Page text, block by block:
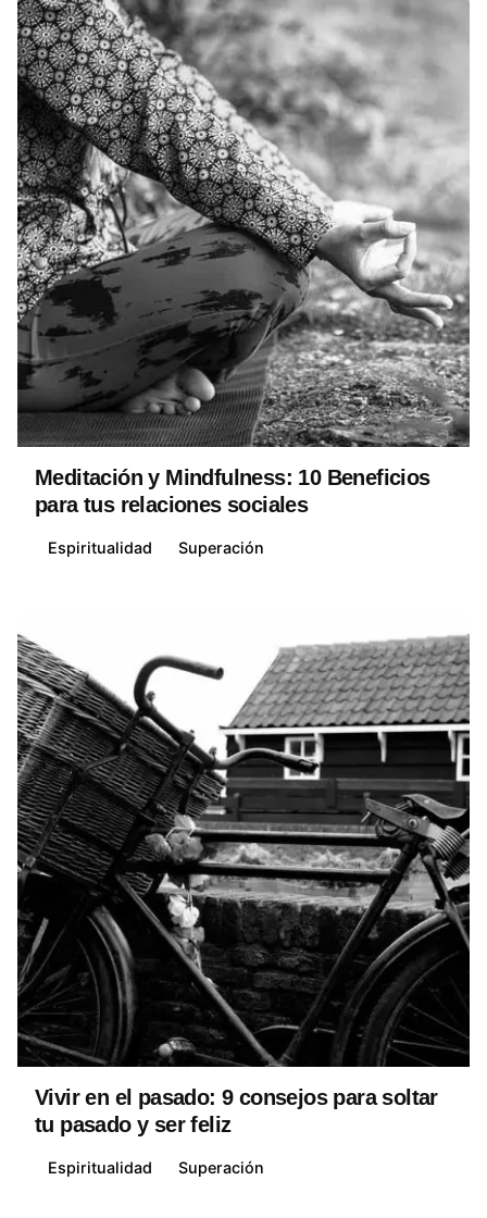
Posted by
David Belmonte
Meditación y Mindfulness: 10 Beneficios
para tus relaciones sociales
Espiritualidad Superación
Posted by
David Belmonte
Vivir en el pasado: 9 consejos para soltar
tu pasado y ser feliz
Espiritualidad Superación